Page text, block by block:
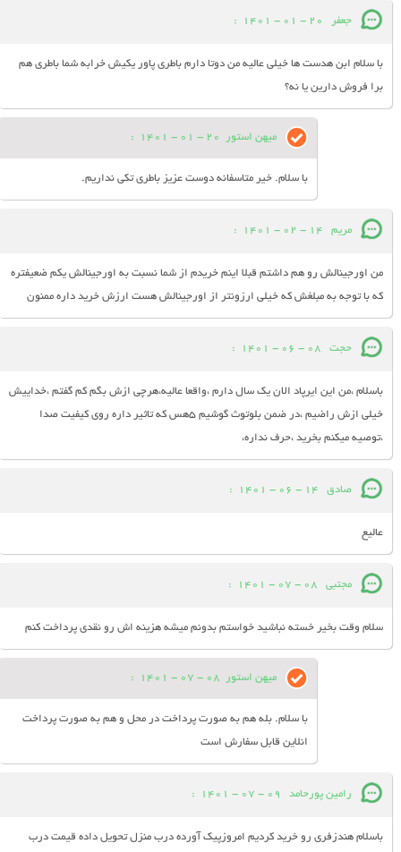
جعفر 20 - 01 - 1401
:
با سلام ابن هدست ها خیلی عالیه من دوتا دارم باطری پاور یکیش خرابه شما باطری هم
برا فروش دارین یا نه؟
میهن استور 20 - 01 - 1401
:
با سلام. خیر متاسفانه دوست عزیز باطری تکی نداریم.
مریم 14 - 02 - 1401
:
من اورجینالش رو هم داشتم قبلا اینم خریدم از شما نسبت به اورجینالش یکم ضعیفتره
که با توجه به مبلغش که خیلی ارزونتر از اورجینالش هست ارزش خرید داره ممنون
حجت 08 - 06 - 1401
:
باسلام ،من این ایرپاد الان یک سال دارم ،واقعا عالیه،هرچی ازش بگم کم گفتم ،خداییش
خیلی ازش راضیم ،در ضمن بلوتوث گوشیم ۵هس که تاثیر داره روی کیفیت صدا
،توصیه میکنم بخرید ،حرف نداره،
صادق 14 - 06 - 1401
:
عالیع
مجتبی 08 - 07 - 1401
:
سلام وقت بخیر خسته نباشید خواستم بدونم میشه هزینه اش رو نقدی پرداخت کنم
میهن استور 08 - 07 - 1401
:
با سلام. بله هم به صورت پرداخت در محل و هم به صورت پرداخت
انلاین قابل سفارش است
رامین پورحامد 09 - 07 - 1401
:
باسلام هندزفری رو خرید کردیم امروزپیک آورده درب منزل تحویل داده قیمت درب